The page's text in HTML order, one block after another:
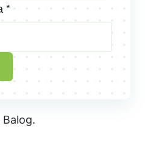
*
Balog.